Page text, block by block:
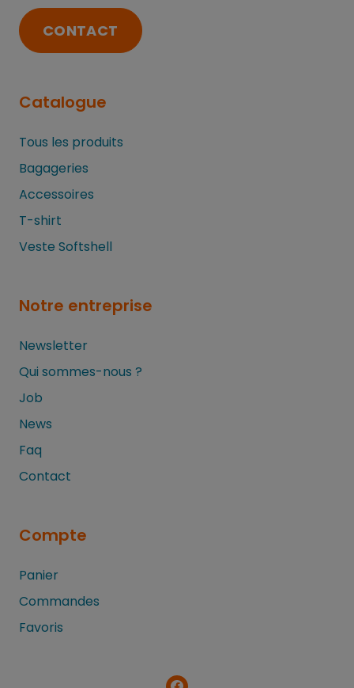
CONTACT
Catalogue
Tous les produits
Bagageries
Accessoires
T-shirt
Veste Softshell
Notre entreprise
Newsletter
Qui sommes-nous ?
Job
News
Faq
Contact
Compte
Panier
Commandes
Favoris